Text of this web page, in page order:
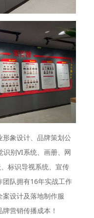
象设计、品牌策划公
别VI系统、画册、网
标识导视系统、宣传
团队拥有16年实战工作
设计及落地制作服
营销传播成本！